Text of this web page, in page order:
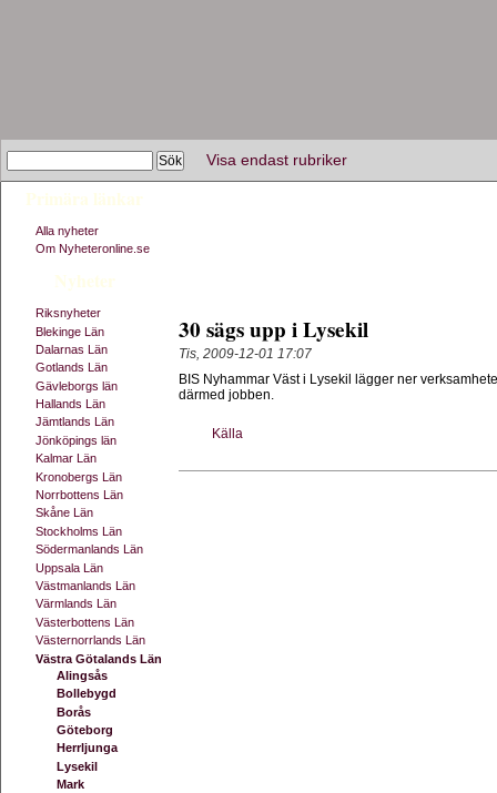
Visa endast rubriker
Primära länkar
Alla nyheter
Om Nyheteronline.se
Nyheter
Riksnyheter
Blekinge Län
Dalarnas Län
Gotlands Län
Gävleborgs län
Hallands Län
Jämtlands Län
Jönköpings län
Kalmar Län
Kronobergs Län
Norrbottens Län
Skåne Län
Stockholms Län
Södermanlands Län
Uppsala Län
Västmanlands Län
Värmlands Län
Västerbottens Län
Västernorrlands Län
Västra Götalands Län
Alingsås
Bollebygd
Borås
Göteborg
Herrljunga
Lysekil
Mark
30 sägs upp i Lysekil
Tis, 2009-12-01 17:07
BIS Nyhammar Väst i Lysekil lägger ner
därmed jobben.
Källa